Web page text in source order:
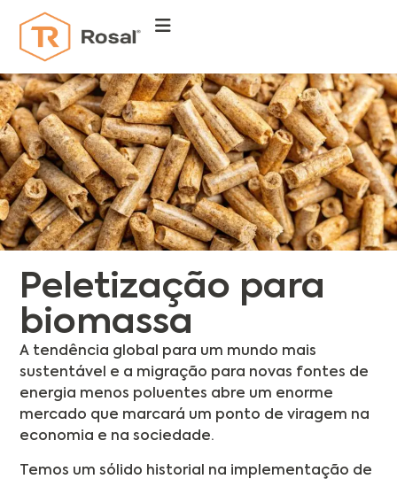
Peletização para
biomassa
A tendência global para um mundo mais
sustentável e a migração para novas fontes de
energia menos poluentes abre um enorme
mercado que marcará um ponto de viragem na
economia e na sociedade.
Temos um sólido historial na implementação de